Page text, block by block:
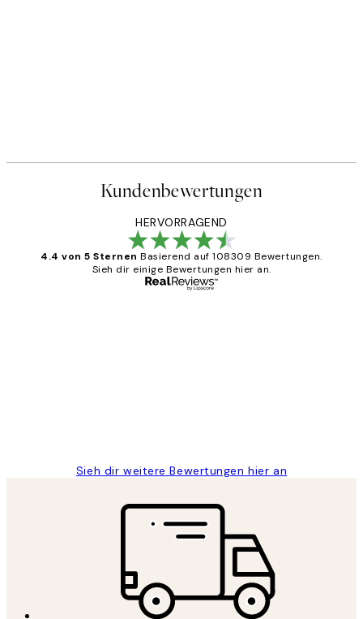
Kundenbewertungen
HERVORRAGEND
4.4 von 5 Sternen Basierend auf 108309 Bewertungen.
Sieh dir einige Bewertungen hier an.
Sieh dir weitere Bewertungen hier an